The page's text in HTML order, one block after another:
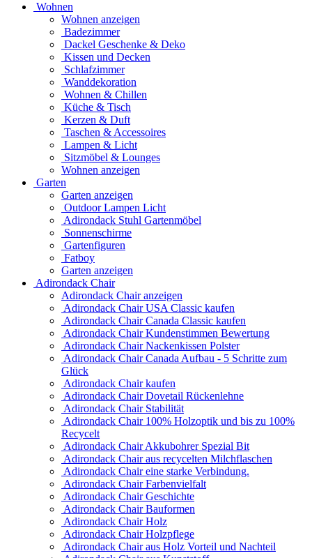
Wohnen
Wohnen anzeigen
Badezimmer
Dackel Geschenke & Deko
Kissen und Decken
Schlafzimmer
Wanddekoration
Wohnen & Chillen
Küche & Tisch
Kerzen & Duft
Taschen & Accessoires
Lampen & Licht
Sitzmöbel & Lounges
Wohnen anzeigen
Garten
Garten anzeigen
Outdoor Lampen Licht
Adirondack Stuhl Gartenmöbel
Sonnenschirme
Gartenfiguren
Fatboy
Garten anzeigen
Adirondack Chair
Adirondack Chair anzeigen
Adirondack Chair USA Classic kaufen
Adirondack Chair Canada Classic kaufen
Adirondack Chair Kundenstimmen Bewertung
Adirondack Chair Nackenkissen Polster
Adirondack Chair Canada Aufbau - 5 Schritte zum
Glück
Adirondack Chair kaufen
Adirondack Chair Dovetail Rückenlehne
Adirondack Chair Stabilität
Adirondack Chair 100% Holzoptik und bis zu 100%
Recycelt
Adirondack Chair Akkubohrer Spezial Bit
Adirondack Chair aus recycelten Milchflaschen
Adirondack Chair eine starke Verbindung.
Adirondack Chair Farbenvielfalt
Adirondack Chair Geschichte
Adirondack Chair Bauformen
Adirondack Chair Holz
Adirondack Chair Holzpflege
Adirondack Chair aus Holz Vorteil und Nachteil